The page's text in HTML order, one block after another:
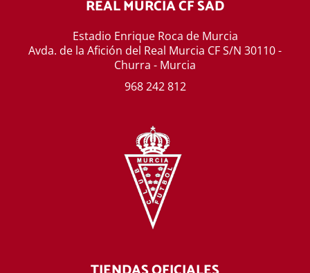
REAL MURCIA CF SAD
Estadio Enrique Roca de Murcia
Avda. de la Afición del Real Murcia CF S/N 30110 -
Churra - Murcia
968 242 812